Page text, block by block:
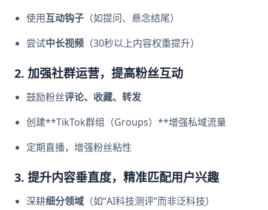
使用互动钩子 （如提问、悬念结尾）
尝试中长视频 （30秒以上内容权重提升）
2. 加强社群运营，提高粉丝互动
鼓励粉丝评论、收藏、转发
创建**TikTok群组（Groups）**增强私域流量
定期直播，增强粉丝粘性
3. 提升内容垂直度，精准匹配用户兴趣
深耕细分领域 （如“AI科技测评”而非泛科技）